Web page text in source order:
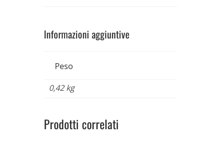
Informazioni aggiuntive
Peso
0,42 kg
Prodotti correlati